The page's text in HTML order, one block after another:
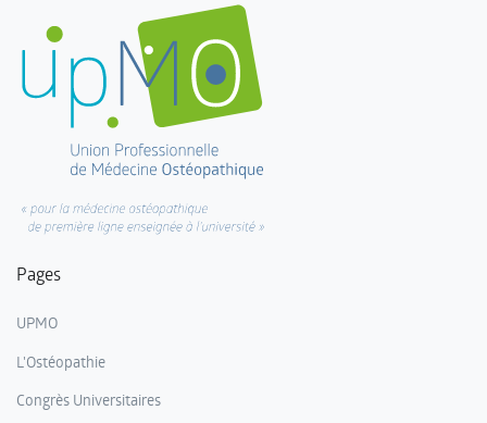
Pages
UPMO
L'Ostéopathie
Congrès Universitaires